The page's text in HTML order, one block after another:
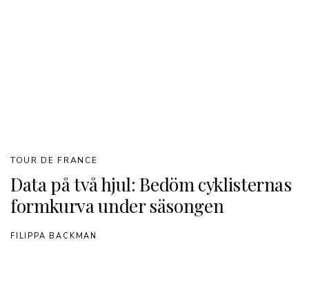
Data på två hjul: Bedöm cyklisternas
formkurva under säsongen
TOUR DE FRANCE
FILIPPA BACKMAN